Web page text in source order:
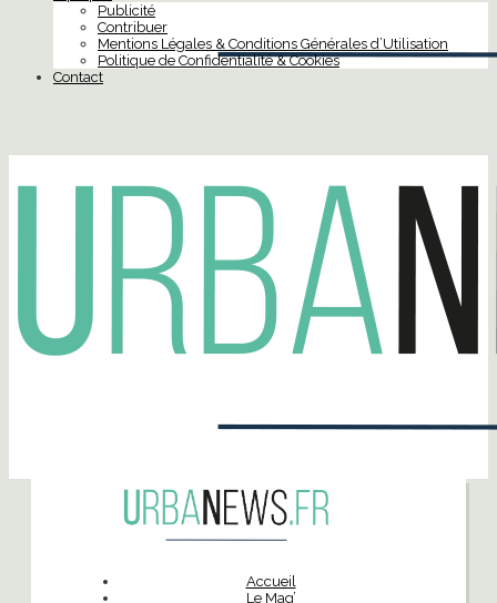
Publicité
Contribuer
Mentions Légales & Conditions Générales d’Utilisation
Politique de Confidentialité & Cookies
Contact
Accueil
Le Mag’